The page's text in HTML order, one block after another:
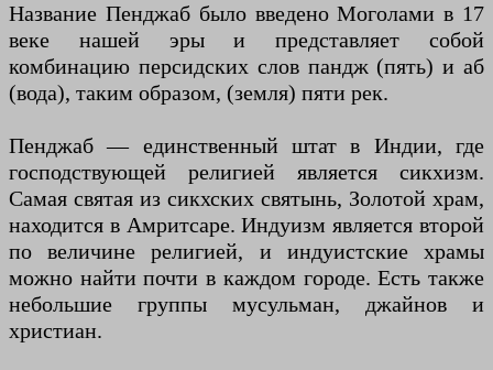
Название Пенджаб было введено Моголами в 17
веке нашей эры и представляет собой
комбинацию персидских слов пандж (пять) и аб
(вода), таким образом, (земля) пяти рек.
Пенджаб — единственный штат в Индии, где
господствующей религией является сикхизм.
Самая святая из сикхских святынь, Золотой храм,
находится в Амритсаре. Индуизм является второй
по величине религией, и индуистские храмы
можно найти почти в каждом городе. Есть также
небольшие группы мусульман, джайнов и
христиан.